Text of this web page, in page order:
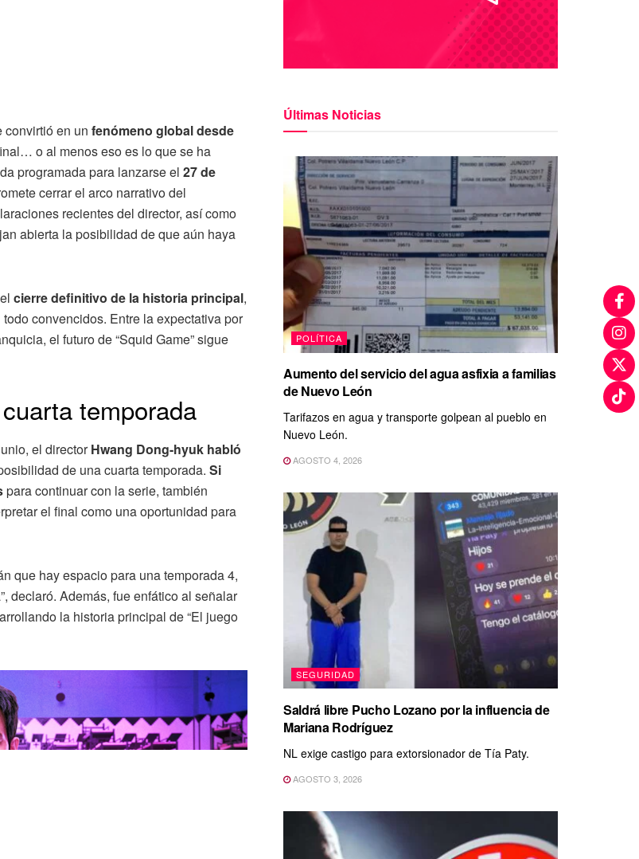
convirtió en un fenómeno global desde
o al menos eso es lo que se ha
programada para lanzarse el 27 de
cerrar el arco narrativo del
recientes del director, así como
abierta la posibilidad de que aún haya
cierre definitivo de la historia principal,
convencidos. Entre la expectativa por
el futuro de “Squid Game” sigue
temporada
el directorHwang Dong-hyuk habló
de una cuarta temporada. Si
para continuar con la serie, también
el final como una oportunidad para
que hay espacio para una temporada 4,
declaró. Además, fue enfático al señalar
la historia principal de “El juego
Últimas Noticias
POLÍTICA
Aumento del servicio del agua asfixia a familias
de Nuevo León
Tarifazos en agua y transporte golpean al pueblo en
Nuevo León.
AGOSTO 4, 2026
SEGURIDAD
Saldrá libre Pucho Lozano por la influencia de
Mariana Rodríguez
NL exige castigo para extorsionador de Tía Paty.
AGOSTO 3, 2026